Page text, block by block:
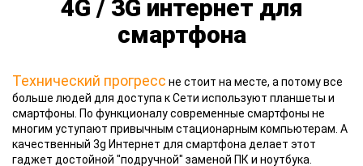
4G / 3G интернет для
смартфона
Технический прогресс не стоит на месте, а потому все
больше людей для доступа к Сети используют планшеты и
смартфоны. По функционалу современные смартфоны не
многим уступают привычным стационарным компьютерам. А
качественный 3g Интернет для смартфона делает этот
гаджет достойной "подручной" заменой ПК и ноутбука.